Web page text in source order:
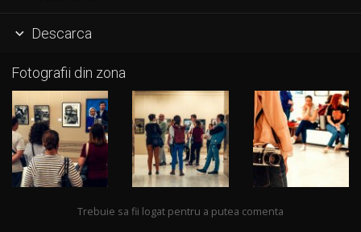
 Descarca
Fotografii din zona
Trebuie sa fii logat pentru a putea comenta